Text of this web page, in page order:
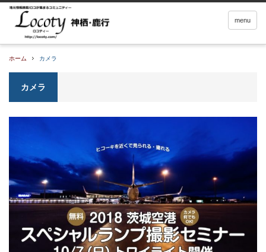
menu
ホーム カメラ
カメラ